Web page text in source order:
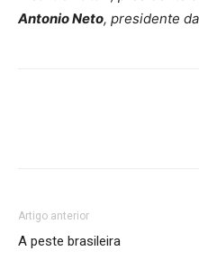
Antonio Neto, presidente
Artigo anterior
A peste brasileira